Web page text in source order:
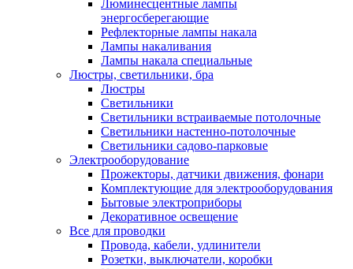
Люминесцентные лампы
энергосберегающие
Рефлекторные лампы накала
Лампы накаливания
Лампы накала специальные
Люстры, светильники, бра
Люстры
Светильники
Светильники встраиваемые потолочные
Светильники настенно-потолочные
Светильники садово-парковые
Электрооборудование
Прожекторы, датчики движения, фонари
Комплектующие для электрооборудования
Бытовые электроприборы
Декоративное освещение
Все для проводки
Провода, кабели, удлинители
Розетки, выключатели, коробки